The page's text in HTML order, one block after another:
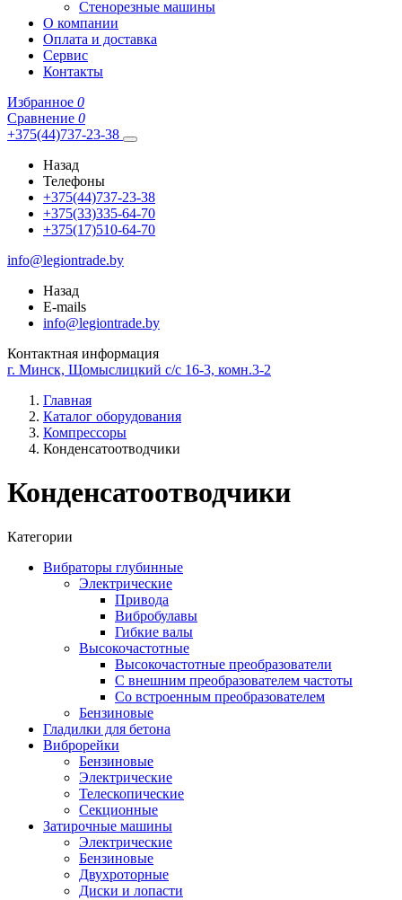
Стенорезные машины
О компании
Оплата и доставка
Сервис
Контакты
Избранное 0
Сравнение 0
+375(44)737-23-38
Назад
Телефоны
+375(44)737-23-38
+375(33)335-64-70
+375(17)510-64-70
info@legiontrade.by
Назад
E-mails
info@legiontrade.by
Контактная информация
г. Минск, Щомыслицкий с/с 16-3, комн.3-2
Главная
Каталог оборудования
Компрессоры
Конденсатоотводчики
Конденсатоотводчики
Категории
Вибраторы глубинные
Электрические
Привода
Вибробулавы
Гибкие валы
Высокочастотные
Высокочастотные преобразователи
С внешним преобразователем частоты
Cо встроенным преобразователем
Бензиновые
Гладилки для бетона
Виброрейки
Бензиновые
Электрические
Телескопические
Секционные
Затирочные машины
Электрические
Бензиновые
Двухроторные
Диски и лопасти